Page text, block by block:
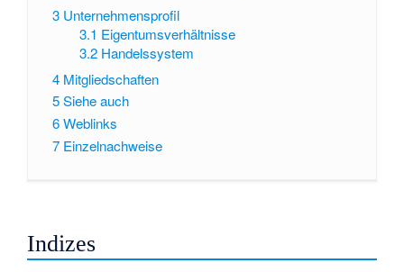
3 Unternehmensprofil
3.1 Eigentumsverhältnisse
3.2 Handelssystem
4 Mitgliedschaften
5Siehe auch
6Weblinks
7 Einzelnachweise
Indizes